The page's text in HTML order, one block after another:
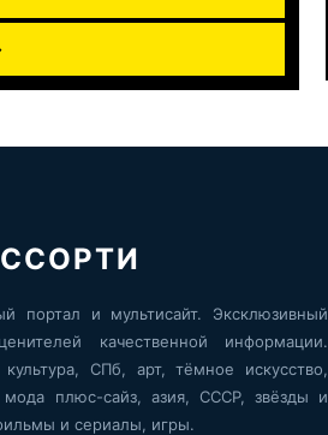
портал и мультисайт. Эксклюзивный
качественной информации.
СПб, арт, тёмное искусство,
плюс-сайз, азия, СССР, звёзды и
и сериалы, игры.